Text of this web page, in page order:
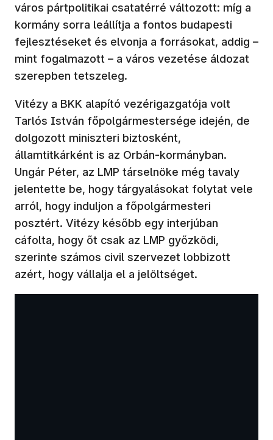
város pártpolitikai csatatérré változott: míg a
kormány sorra leállítja a fontos budapesti
fejlesztéseket és elvonja a forrásokat, addig –
mint fogalmazott – a város vezetése áldozat
szerepben tetszeleg.
Vitézy a BKK alapító vezérigazgatója volt
Tarlós István főpolgármestersége idején, de
dolgozott miniszteri biztosként,
államtitkárként is az Orbán-kormányban.
Ungár Péter, az LMP társelnöke még tavaly
jelentette be, hogy tárgyalásokat folytat vele
arról, hogy induljon a főpolgármesteri
posztért. Vitézy később egy interjúban
cáfolta, hogy őt csak az LMP győzködi,
szerinte számos civil szervezet lobbizott
azért, hogy vállalja el a jelöltséget.